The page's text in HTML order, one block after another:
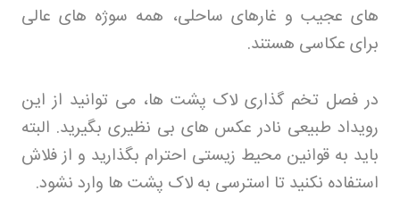
های عجیب و غارهای ساحلی، همه سوژه های عالی
برای عکاسی هستند.
در فصل تخم گذاری لاک پشت ها، می توانید از این
رویداد طبیعی نادر عکس های بی نظیری بگیرید. البته
باید به قوانین محیط زیستی احترام بگذارید و از فلاش
استفاده نکنید تا استرسی به لاک پشت ها وارد نشود.